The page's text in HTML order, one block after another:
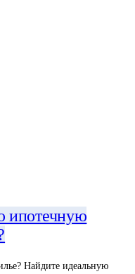
ипотечную
Найдите идеальную